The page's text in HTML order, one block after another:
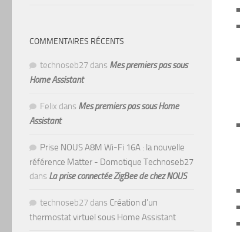
COMMENTAIRES RÉCENTS
technoseb27 dans Mes premiers pas sous
Home Assistant
Felix dans Mes premiers pas sous Home
Assistant
Prise NOUS A8M Wi-Fi 16A : la nouvelle
référence Matter - Domotique Technoseb27
dans La prise connectée ZigBee de chez NOUS
technoseb27 dans Création d’un
thermostat virtuel sous Home Assistant